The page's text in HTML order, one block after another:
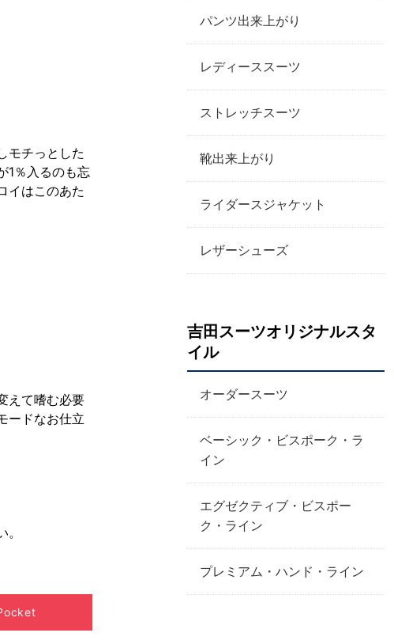
モチっとした
1％入るのも忘
イはこのあた
えて嗜む必要
ードなお仕立
パンツ出来上がり
レディーススーツ
ストレッチスーツ
靴出来上がり
ライダースジャケット
レザーシューズ
吉田スーツオリジナルスタ
イル
オーダースーツ
ベーシック・ビスポーク・ラ
イン
エグゼクティブ・ビスポー
ク・ライン
プレミアム・ハンド・ライン